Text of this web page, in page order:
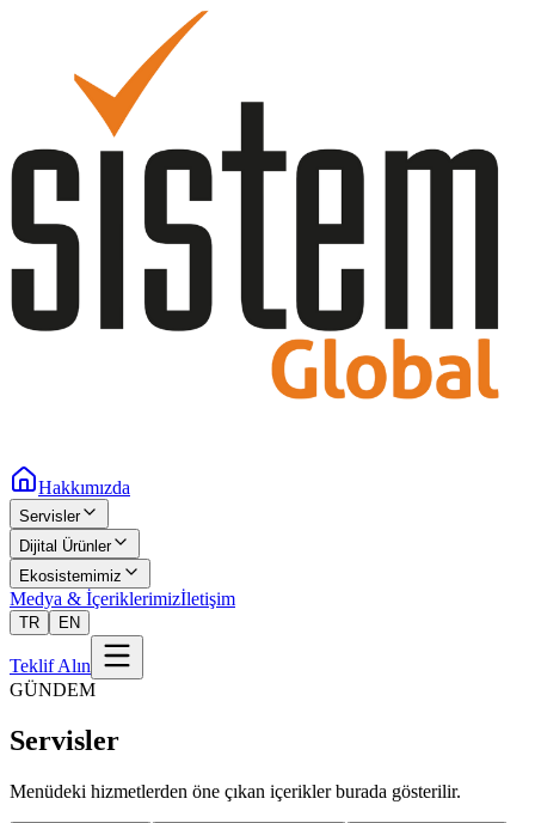
Hakkımızda
Servisler
Dijital Ürünler
Ekosistemimiz
Medya & İçeriklerimizİletişim
TR EN
Teklif Alın
GÜNDEM
Servisler
Menüdeki hizmetlerden öne çıkan içerikler burada gösterilir.